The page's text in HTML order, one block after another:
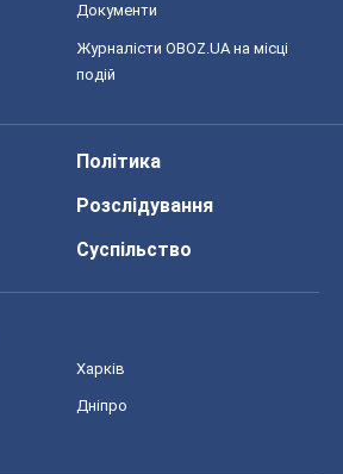
Документи
Журналісти OBOZ.UA на місці
подій
Політика
Розслідування
Суспільство
Харків
Дніпро